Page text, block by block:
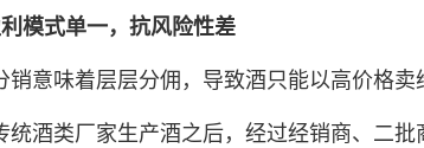
式单一，抗风险性差
味着层层分佣，导致酒只能以高价格卖
类厂家生产酒之后，经过经销商、二批